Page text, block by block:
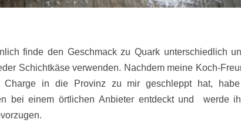
finde den Geschmack zu Quark unterschiedlich
Schichtkäse verwenden. Nachdem meine Koch-
Charge in die Provinz zu mir geschleppt hat,
bei einem örtlichen Anbieter entdeckt und werde